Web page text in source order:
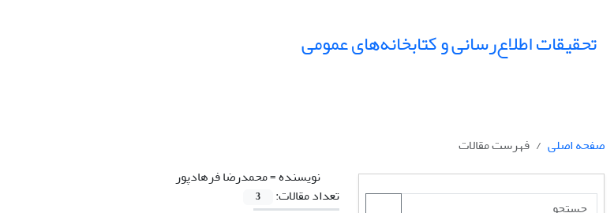
تحقیقات اطلاع‌رسانی و کتابخانه‌های عمومی
صفحه اصلی
فهرست مقالات
نویسنده =محمدرضا فرهادپور
تعداد مقالات:
3